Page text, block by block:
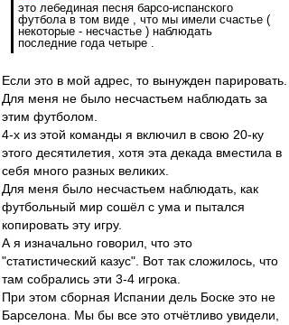
это лебединая песня барсо-испанского
футбола в том виде , что мы имели счастье (
некоторые - несчастье ) наблюдать
последние года четыре .
Если это в мой адрес, то вынужден парировать.
Для меня не было несчастьем наблюдать за
этим футболом.
4-х из этой команды я включил в свою 20-ку
этого десятилетия, хотя эта декада вместила в
себя много разных великих.
Для меня было несчастьем наблюдать, как
футбольный мир сошёл с ума и пытался
копировать эту игру.
А я изначально говорил, что это
"статистический казус". Вот так сложилось, что
там собрались эти 3-4 игрока.
При этом сборная Испании дель Боске это не
Барселона. Мы бы все это отчётливо увидели,